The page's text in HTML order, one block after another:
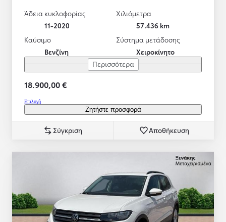
Άδεια κυκλοφορίας
11-2020
Χιλιόμετρα
57.436 km
Καύσιμο
Βενζίνη
Σύστημα μετάδοσης
Χειροκίνητο
Περισσότερα
18.900,00 €
Επιλογή
Ζητήστε προσφορά
Σύγκριση Αποθήκευση